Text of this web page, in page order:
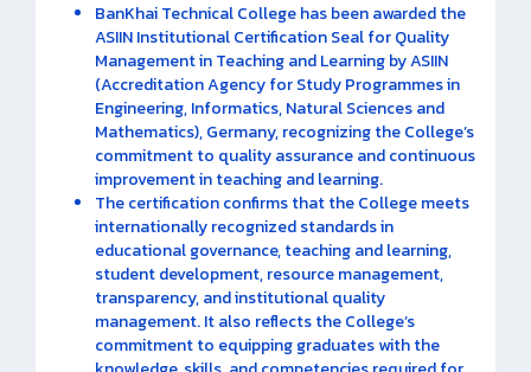
BanKhai Technical College has been awarded the
ASIIN Institutional Certification Seal for Quality
Management in Teaching and Learning by ASIIN
(Accreditation Agency for Study Programmes in
Engineering, Informatics, Natural Sciences and
Mathematics), Germany, recognizing the College’s
commitment to quality assurance and continuous
improvement in teaching and learning.
The certification confirms that the College meets
internationally recognized standards in
educational governance, teaching and learning,
student development, resource management,
transparency, and institutional quality
management. It also reflects the College’s
commitment to equipping graduates with the